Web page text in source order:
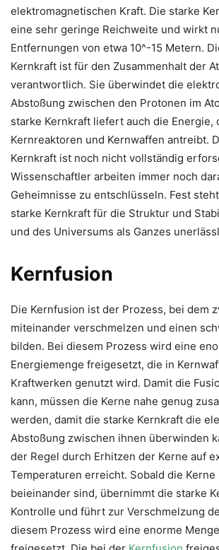
elektromagnetischen Kraft. Die starke
eine sehr geringe Reichweite und wirkt
Entfernungen von etwa 10^-15 Metern.
Kernkraft ist für den Zusammenhalt der
verantwortlich. Sie überwindet die
Abstoßung zwischen den Protonen im
starke Kernkraft liefert auch die Energie,
Kernreaktoren und Kernwaffen antreibt.
Kernkraft ist noch nicht vollständig
Wissenschaftler arbeiten immer noch
Geheimnisse zu entschlüsseln. Fest
starke Kernkraft für die Struktur und
und des Universums als Ganzes
Kernfusion
Die Kernfusion ist der Prozess, bei dem
miteinander verschmelzen und einen
bilden. Bei diesem Prozess wird eine
Energiemenge freigesetzt, die in
Kraftwerken genutzt wird. Damit die
kann, müssen die Kerne nahe genug
werden, damit die starke Kernkraft die
Abstoßung zwischen ihnen überwinden
der Regel durch Erhitzen der Kerne auf
Temperaturen erreicht. Sobald die Kerne
beieinander sind, übernimmt die starke
Kontrolle und führt zur Verschmelzung
diesem Prozess wird eine enorme